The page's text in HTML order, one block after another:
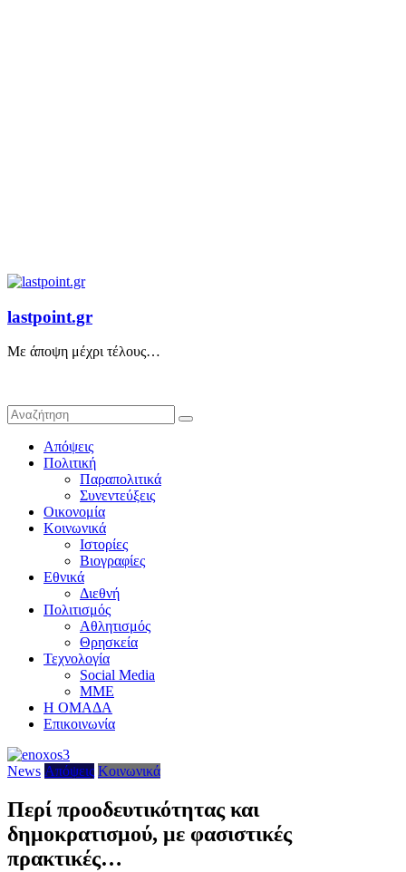
lastpoint.gr
Με άποψη μέχρι τέλους…
Απόψεις
Πολιτική
Παραπολιτικά
Συνεντεύξεις
Οικονομία
Κοινωνικά
Ιστορίες
Βιογραφίες
Εθνικά
Διεθνή
Πολιτισμός
Αθλητισμός
Θρησκεία
Τεχνολογία
Social Media
ΜΜΕ
Η ΟΜΑΔΑ
Επικοινωνία
News Απόψεις Κοινωνικά
Περί προοδευτικότητας και
δημοκρατισμού, με φασιστικές
πρακτικές…